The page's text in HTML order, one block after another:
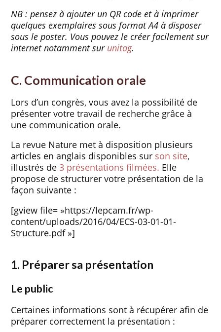
NB : pensez à ajouter un QR code et à imprimer
quelques exemplaires sous format A4 à disposer
sous le poster. Vous pouvez le créer facilement sur
internet notamment sur unitag.
C. Communication orale
Lors d’un congrès, vous avez la possibilité de
présenter votre travail de recherche grâce à
une communication orale.
La revue Nature met à disposition plusieurs
articles en anglais disponibles sur son site,
illustrés de3 présentations filmées. Elle
propose de structurer votre présentation de la
façon suivante :
[gview file= »https://lepcam.fr/wp-
content/uploads/2016/04/ECS-03-01-01-
Structure.pdf »]
1. Préparer sa présentation
Le public
Certaines informations sont à récupérer afin de
préparer correctement la présentation :